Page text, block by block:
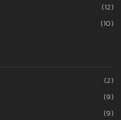
(12)
(10)
(2)
(9)
(9)